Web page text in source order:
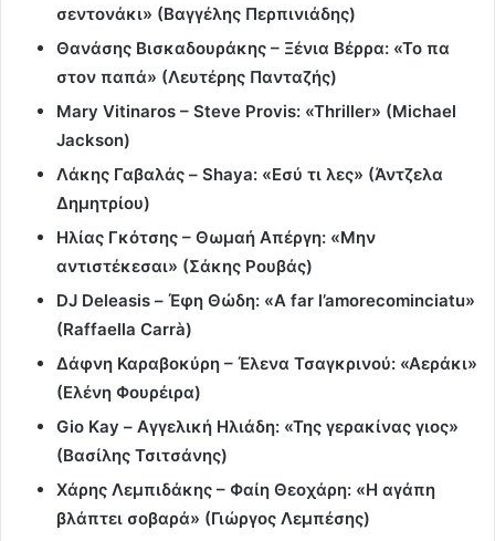
σεντονάκι» (Βαγγέλης Περπινιάδης)
Θανάσης Βισκαδουράκης – Ξένια Βέρρα: «Το πα
στον παπά» (Λευτέρης Πανταζής)
Mary Vitinaros – Steve Provis: «Thriller» (Michael
Jackson)
Λάκης Γαβαλάς – Shaya: «Εσύ τι λες» (Άντζελα
Δημητρίου)
Ηλίας Γκότσης – Θωμαή Απέργη: «Μην
αντιστέκεσαι» (Σάκης Ρουβάς)
DJ Deleasis – Έφη Θώδη: «A far l’amorecominciatu»
(Raffaella Carrà)
Δάφνη Καραβοκύρη – Έλενα Τσαγκρινού: «Αεράκι»
(Ελένη Φουρέιρα)
Gio Kay – Αγγελική Ηλιάδη: «Της γερακίνας γιος»
(Βασίλης Τσιτσάνης)
Χάρης Λεμπιδάκης – Φαίη Θεοχάρη: «Η αγάπη
βλάπτει σοβαρά» (Γιώργος Λεμπέσης)